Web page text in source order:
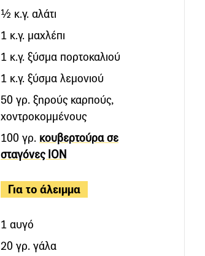
½ κ.γ. αλάτι
1 κ.γ. μαχλέπι
1 κ.γ. ξύσμα πορτοκαλιού
1 κ.γ. ξύσμα λεμονιού
50 γρ. ξηρούς καρπούς,
χοντροκομμένους
100 γρ. κουβερτούρα σε
σταγόνες ΙΟΝ
Για το άλειμμα
1 αυγό
20 γρ. γάλα